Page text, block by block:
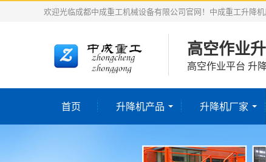
欢迎光临成都中成重工机械设备有限公司官网！中成重工升降
高空作业
高空作业平台 升
首页 升降机产品 升降机厂家